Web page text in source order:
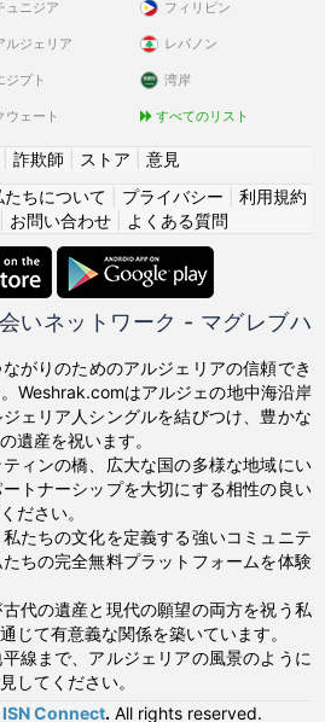
ュニジア
ルジェリア
ジプト
ウェート
フィリピン
レバノン
湾岸
すべてのリスト
詐欺師 ストア
意見
たちについて プライバシー
利用規約
お問い合わせ| よくある質問
いネットワーク - マグレブハ
がりのためのアルジェリアの信頼でき
Weshrak.comはアルジェの地中海沿岸
ェリア人シングルを結びつけ、豊かな
遺産を祝います。
ィンの橋、広大な国の多様な地域にい
トナーシップを大切にする相性の良い
ださい。
たちの文化を定義する強いコミュニテ
ちの完全無料プラットフォームを体験
代の遺産と現代の願望の両方を祝う私
じて有意義な関係を築いています。
線まで、アルジェリアの風景のように
してください。
ISN Connect. All rights reserved.